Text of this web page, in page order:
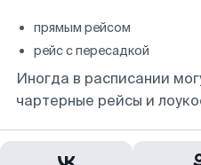
прямым рейсом
рейс с пересадкой
Иногда в расписании
чартерные рейсы и